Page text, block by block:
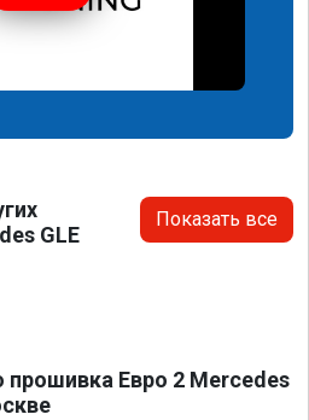
GLE
Показать все
Евро 2 Mercedes